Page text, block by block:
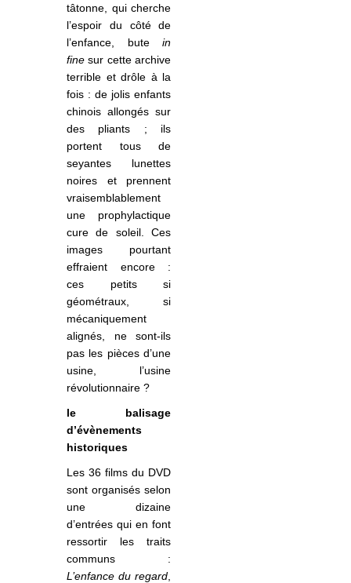
tâtonne, qui cherche
l’espoir du côté de
l’enfance, butein
fine sur cette archive
terrible et drôle à la
fois : de jolis enfants
chinois allongés sur
des pliants ; ils
portent tous de
seyantes lunettes
noires et prennent
vraisemblablement
une prophylactique
cure de soleil. Ces
images pourtant
effraient encore :
ces petits si
géométraux, si
mécaniquement
alignés, ne sont-ils
pas les pièces d’une
usine, l’usine
révolutionnaire ?
le balisage
d’évènements
historiques
Les 36 films du DVD
sont organisés selon
une dizaine
d’entrées qui en font
ressortir les traits
communs :
L’enfance du regard